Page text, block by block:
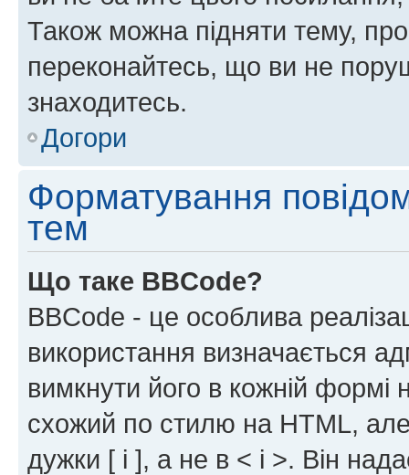
Також можна підняти тему,
переконайтесь, що ви не
знаходитесь.
Догори
Форматування
тем
Що таке BBCode?
BBCode - це особлива
використання визначається
вимкнути його в кожній
схожий по стилю на HTML, але
дужки [ і ], а не в < і >. Він